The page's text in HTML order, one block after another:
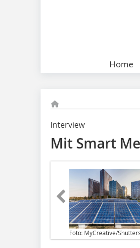
Home
Interview
Mit Smart
Foto: MyCreative/